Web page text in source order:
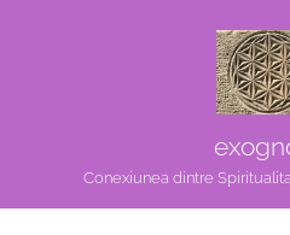
Conexiunea dintre